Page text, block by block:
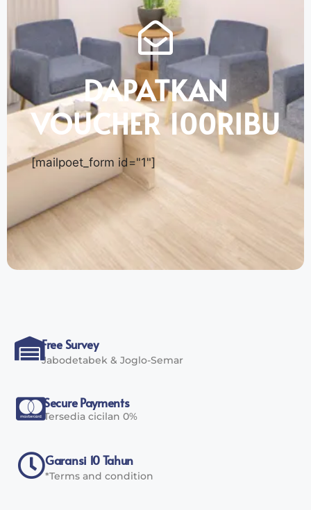
DAPATKAN
VOUCHER 100RIBU
[mailpoet_form id="1"]
Free Survey
Jabodetabek & Joglo-Semar
Secure Payments
Tersedia cicilan 0%
Garansi 10 Tahun
*Terms and condition